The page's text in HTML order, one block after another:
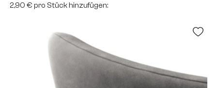
2,90 € pro Stück hinzufügen: